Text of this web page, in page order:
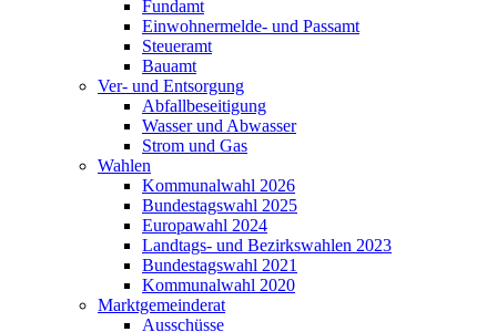
Fundamt
Einwohnermelde- und Passamt
Steueramt
Bauamt
Ver- und Entsorgung
Abfallbeseitigung
Wasser und Abwasser
Strom und Gas
Wahlen
Kommunalwahl 2026
Bundestagswahl 2025
Europawahl 2024
Landtags- und Bezirkswahlen 2023
Bundestagswahl 2021
Kommunalwahl 2020
Marktgemeinderat
Ausschüsse